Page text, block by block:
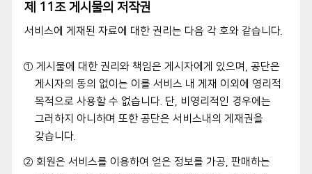
제 11조 게시물의 저작권
서비스에 게재된 자료에 대한 권리는 다음 각 호와 같습니다.
① 게시물에 대한 권리와 책임은 게시자에게 있으며, 공단은
게시자의 동의 없이는 이를 서비스 내 게재 이외에 영리적
목적으로 사용할 수 없습니다. 단, 비영리적인 경우에는
그러하지 아니하며 또한 공단은 서비스내의 게재권을
갖습니다.
② 회원은 서비스를 이용하여 얻은 정보를 가공, 판매하는